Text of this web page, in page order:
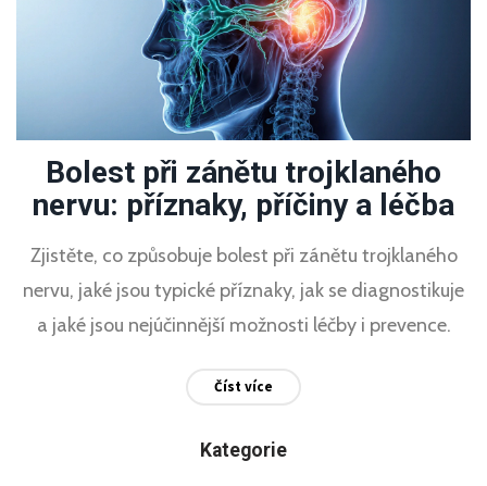
Bolest při zánětu trojklaného
nervu: příznaky, příčiny a léčba
Zjistěte, co způsobuje bolest při zánětu trojklaného
nervu, jaké jsou typické příznaky, jak se diagnostikuje
a jaké jsou nejúčinnější možnosti léčby i prevence.
Číst více
Kategorie